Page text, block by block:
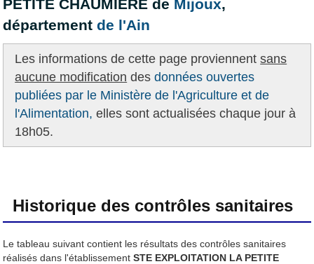
PETITE CHAUMIERE de Mijoux,
départementde l'Ain
Les informations de cette page proviennentsans
aucune modification desdonnées ouvertes
publiées par le Ministère de l'Agriculture et de
l'Alimentation, elles sont actualisées chaque jour à
18h05.
Historique des contrôles sanitaires
Le tableau suivant contient les résultats des contrôles sanitaires
réalisés dans l'établissementSTE EXPLOITATION LA PETITE